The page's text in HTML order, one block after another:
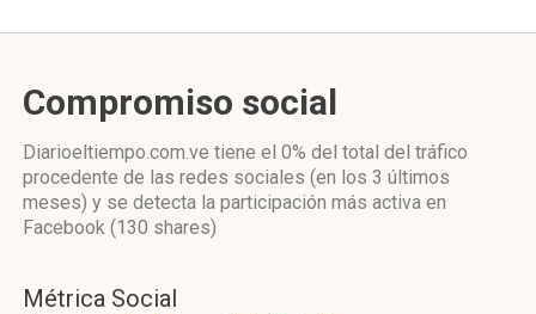
Compromiso social
Diarioeltiempo.com.ve tiene el 0% del total del tráfico
procedente de las redes sociales (en los 3 últimos
meses) y se detecta la participación más activa en
Facebook (130 shares)
Métrica Social